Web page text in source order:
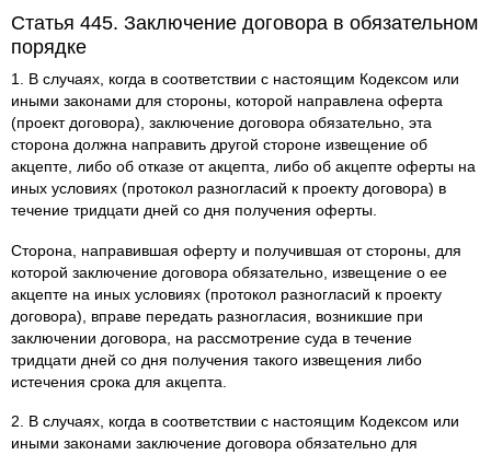
Статья 445. Заключение договора в обязательном
порядке
1. В случаях, когда в соответствии с настоящим Кодексом или
иными законами для стороны, которой направлена оферта
(проект договора), заключение договора обязательно, эта
сторона должна направить другой стороне извещение об
акцепте, либо об отказе от акцепта, либо об акцепте оферты на
иных условиях (протокол разногласий к проекту договора) в
течение тридцати дней со дня получения оферты.
Сторона, направившая оферту и получившая от стороны, для
которой заключение договора обязательно, извещение о ее
акцепте на иных условиях (протокол разногласий к проекту
договора), вправе передать разногласия, возникшие при
заключении договора, на рассмотрение суда в течение
тридцати дней со дня получения такого извещения либо
истечения срока для акцепта.
2. В случаях, когда в соответствии с настоящим Кодексом или
иными законами заключение договора обязательно для